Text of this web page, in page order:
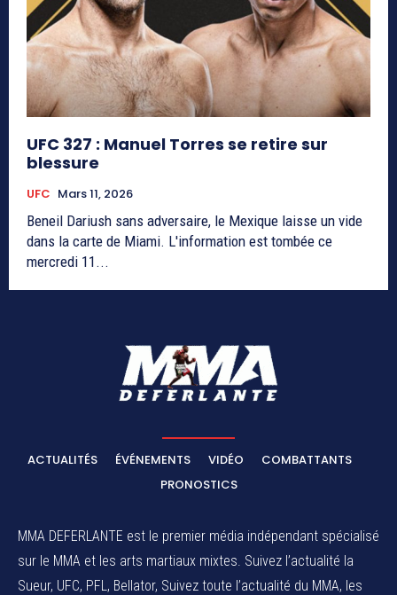
UFC 327 : Manuel Torres se retire sur
blessure
UFC Mars 11, 2026
Beneil Dariush sans adversaire, le Mexique laisse un vide
dans la carte de Miami. L'information est tombée ce
mercredi 11...
ACTUALITÉS ÉVÉNEMENTS VIDÉO
COMBATTANTS
PRONOSTICS
MMA DEFERLANTE est le premier média indépendant spécialisé
sur le MMA et les arts martiaux mixtes. Suivez l’actualité la
Sueur, UFC, PFL, Bellator, Suivez toute l’actualité du MMA, les